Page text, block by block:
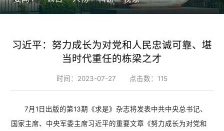
习近平：努力成长为对党和人民忠诚可靠、堪
当时代重任的栋梁之才
时间：2023-07-27 点击数： 115
7月1日出版的第13期《求是》杂志将发表中共中央总书记、
国家主席、中央军委主席习近平的重要文章《努力成长为对党和